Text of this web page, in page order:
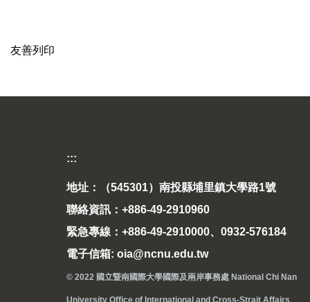
友善列印
:::
地址：（545301）南投縣埔里鎮大學路1號
聯絡資訊：+886-49-2910960
緊急專線：+886-49-2910000、0932-576184
電子信箱: oia@ncnu.edu.tw
© 2022 國立暨南國際大學國際及兩岸事務處 National Chi Nan
University Office of International and Cross-Strait Affairs